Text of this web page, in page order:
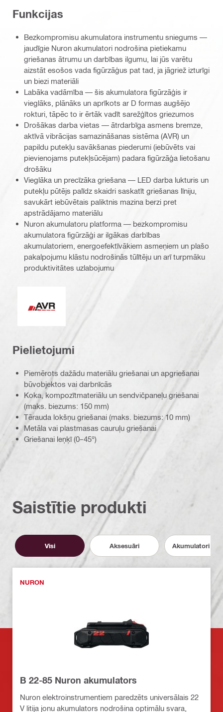
Funkcijas
Bezkompromisu akumulatora instrumentu sniegums —
jaudīgie Nuron akumulatori nodrošina pietiekamu
griešanas ātrumu un darbības ilgumu, lai jūs varētu
aizstāt esošos vada figūrzāģus pat tad, ja jāgriež izturīgi
un biezi materiāli
Labāka vadāmība — šis akumulatora figūrzāģis ir
vieglāks, plānāks un aprīkots ar D formas augšējo
rokturi, tāpēc to ir ērtāk vadīt sarežģītos griezumos
Drošākas darba vietas — ātrdarbīga asmens bremze,
aktīvā vibrācijas samazināšanas sistēma (AVR) un
papildu putekļu savākšanas piederumi (iebūvēts vai
pievienojams putekļsūcējam) padara figūrzāģa lietošanu
drošāku
Vieglāka un precīzāka griešana — LED darba lukturis un
putekļu pūtējs palīdz skaidri saskatīt griešanas līniju,
savukārt iebūvētais paliktnis mazina berzi pret
apstrādājamo materiālu
Nuron akumulatoru platforma — bezkompromisu
akumulatora figūrzāģi ar ilgākas darbības
akumulatoriem, energoefektīvākiem asmeņiem un plašo
pakalpojumu klāstu nodrošinās tūlītēju un arī turpmāku
produktivitātes uzlabojumu
Pielietojumi
Piemērots dažādu materiālu griešanai un apgriešanai
būvobjektos vai darbnīcās
Koka, kompozītmateriālu un sendvičpaneļu griešanai
(maks. biezums: 150 mm)
Tērauda lokšņu griešanai (maks. biezums: 10 mm)
Metāla vai plastmasas cauruļu griešanai
Griešanai leņķī (0–45°)
Saistītie produkti
Visi Aksesuāri Akumulatori un
NURON
B 22-85 Nuron akumulators
Nuron elektroinstrumentiem paredzēts universālais 22
V litija jonu akumulators nodrošina optimālu svara,